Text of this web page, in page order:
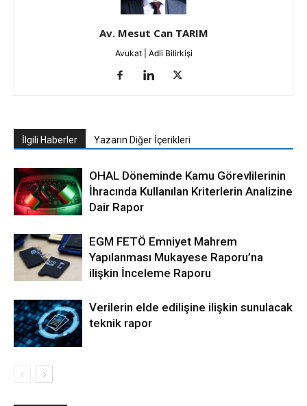
Av. Mesut Can TARIM
Avukat | Adli Bilirkişi
İlgili Haberler Yazarın Diğer İçerikleri
OHAL Döneminde Kamu Görevlilerinin
İhracında Kullanılan Kriterlerin Analizine
Dair Rapor
EGM FETÖ Emniyet Mahrem
Yapılanması Mukayese Raporu’na
ilişkin İnceleme Raporu
Verilerin elde edilişine ilişkin sunulacak
teknik rapor